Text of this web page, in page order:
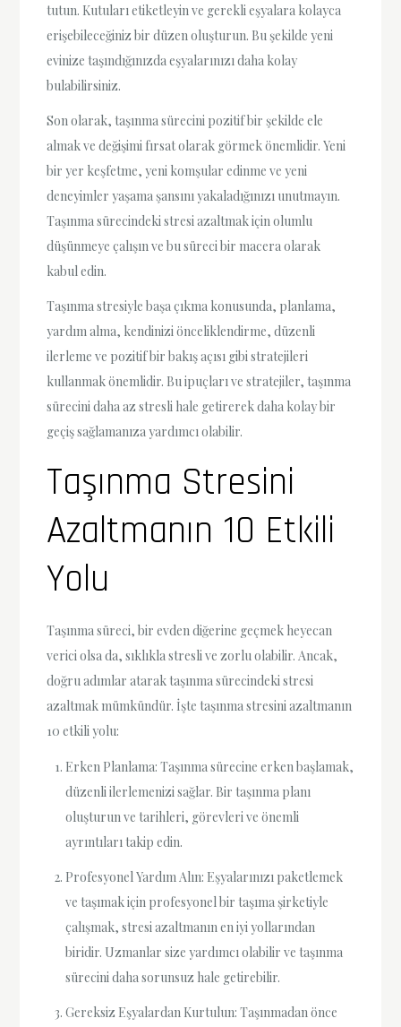
tutun. Kutuları etiketleyin ve gerekli eşyalara kolayca
erişebileceğiniz bir düzen oluşturun. Bu şekilde yeni
evinize taşındığınızda eşyalarınızı daha kolay
bulabilirsiniz.
Son olarak, taşınma sürecini pozitif bir şekilde ele
almak ve değişimi fırsat olarak görmek önemlidir. Yeni
bir yer keşfetme, yeni komşular edinme ve yeni
deneyimler yaşama şansını yakaladığınızı unutmayın.
Taşınma sürecindeki stresi azaltmak için olumlu
düşünmeye çalışın ve bu süreci bir macera olarak
kabul edin.
Taşınma stresiyle başa çıkma konusunda, planlama,
yardım alma, kendinizi önceliklendirme, düzenli
ilerleme ve pozitif bir bakış açısı gibi stratejileri
kullanmak önemlidir. Bu ipuçları ve stratejiler, taşınma
sürecini daha az stresli hale getirerek daha kolay bir
geçiş sağlamanıza yardımcı olabilir.
Taşınma Stresini
Azaltmanın 10 Etkili
Yolu
Taşınma süreci, bir evden diğerine geçmek heyecan
verici olsa da, sıklıkla stresli ve zorlu olabilir. Ancak,
doğru adımlar atarak taşınma sürecindeki stresi
azaltmak mümkündür. İşte taşınma stresini azaltmanın
10 etkili yolu:
Erken Planlama: Taşınma sürecine erken başlamak,
düzenli ilerlemenizi sağlar. Bir taşınma planı
oluşturun ve tarihleri, görevleri ve önemli
ayrıntıları takip edin.
Profesyonel Yardım Alın: Eşyalarınızı paketlemek
ve taşımak için profesyonel bir taşıma şirketiyle
çalışmak, stresi azaltmanın en iyi yollarından
biridir. Uzmanlar size yardımcı olabilir ve taşınma
sürecini daha sorunsuz hale getirebilir.
Gereksiz Eşyalardan Kurtulun: Taşınmadan önce